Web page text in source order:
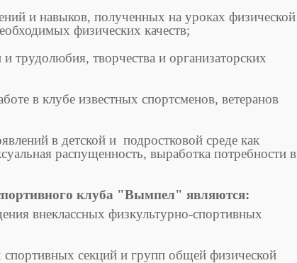
и навыков, полученных на уроках физической
физических качеств;
трудолюбия, творчества и организаторских
в клубе известных спортсменов, ветеранов
в детской и подростковой среде как
распущенность, выработка потребности в
клуба "Вымпел" являются:
внеклассных физкультурно-спортивных
секций и групп общей физической